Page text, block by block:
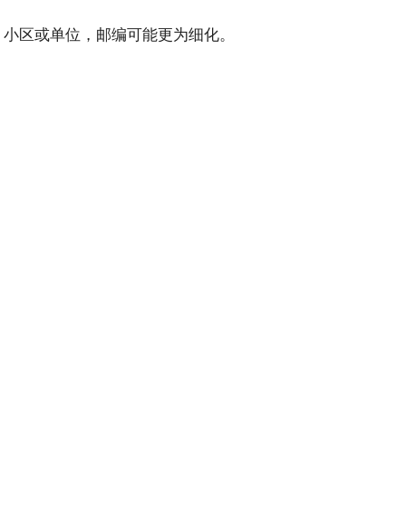
区或单位，邮编可能更为细化。